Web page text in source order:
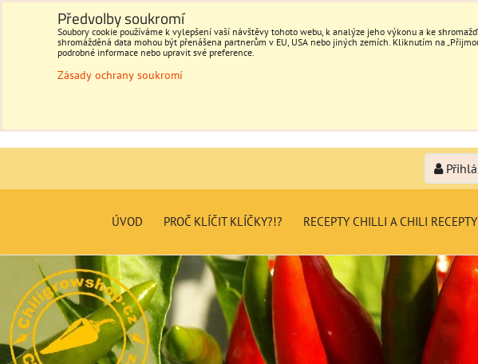
ÚVOD PROČ KLÍČIT KLÍČKY?!? RECEPTY CHILLI A CHILI RECEPTY
Předvolby soukromí
Soubory cookie používáme k vylepšení vaší návštěvy tohoto webu, k analýze jeho výkonu a ke
shromážděná data mohou být přenášena partnerům v EU, USA nebo jiných zemích. Kliknutím na
podrobné informace nebo upravit své preference.
Zásady ochrany soukromí